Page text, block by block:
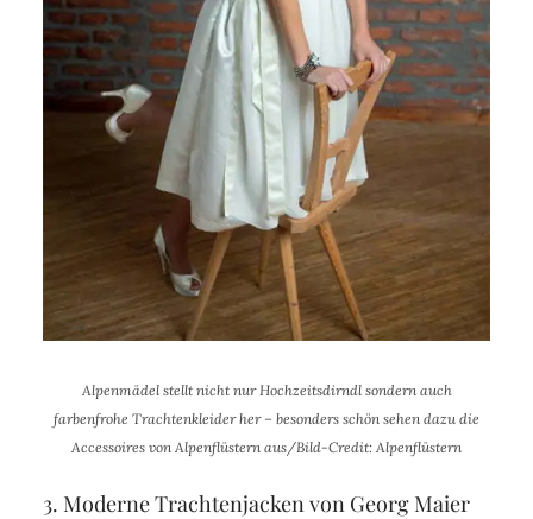
Alpenmädel stellt nicht nur Hochzeitsdirndl sondern auch
farbenfrohe Trachtenkleider her – besonders schön sehen dazu die
Accessoires von Alpenflüstern aus/Bild-Credit: Alpenflüstern
3. Moderne Trachtenjacken von Georg Maier